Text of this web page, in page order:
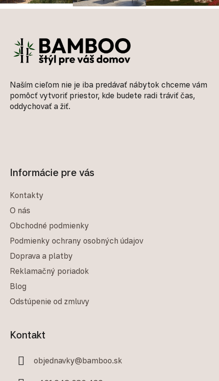
Naším cieľom nie je iba predávať nábytok chceme vám
pomôcť vytvoriť priestor, kde budete radi tráviť čas,
oddychovať a žiť.
Informácie pre vás
Kontakty
O nás
Obchodné podmienky
Podmienky ochrany osobných údajov
Doprava a platby
Reklamačný poriadok
Blog
Odstúpenie od zmluvy
Kontakt
objednavky@bamboo.sk